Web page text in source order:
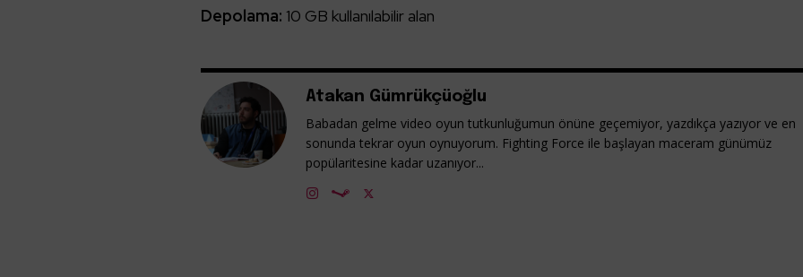
Depolama: 10 GB kullanılabilir alan
Atakan Gümrükçüoğlu
Babadan gelme video oyun tutkunluğumun önüne geçemiyor, yazdıkça yazıyor ve en
sonunda tekrar oyun oynuyorum. Fighting Force ile başlayan maceram günümüz
popülaritesine kadar uzanıyor...